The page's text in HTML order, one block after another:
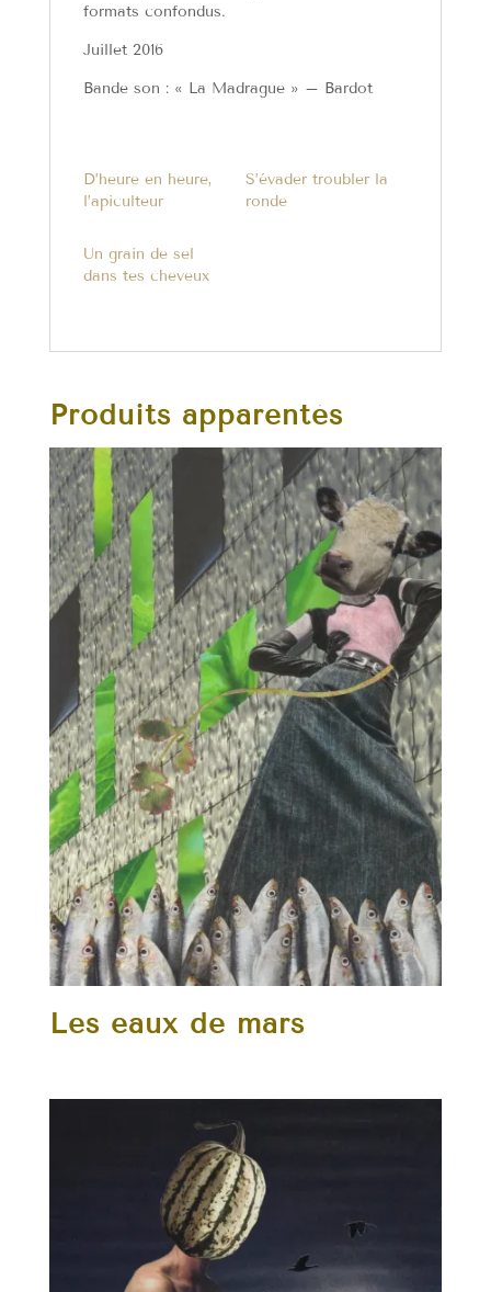
formats confondus.
Juillet 2016
Bande son : « La Madrague » – Bardot
D’heure en heure,
l’apiculteur
S’évader troubler la
ronde
Un grain de sel
dans tes cheveux
Produits apparentés
Les eaux de mars